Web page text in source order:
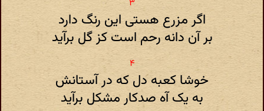
اگر مزرع هستی این رنگ دارد
بر آن دانه رحم است کز گل برآید
خوشا کعبه دل که در آستانش
به یک آه صدکار مشکل برآید